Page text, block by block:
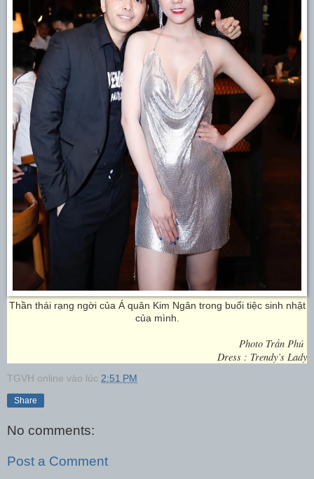
Thần thái rạng ngời của Á quân Kim Ngân trong buổi tiệc sinh nhật
của mình.
Photo Trần Phú
Dress : Trendy’s Lady
TGVH online vào lúc 2:51 PM
Share
No comments:
Post a Comment